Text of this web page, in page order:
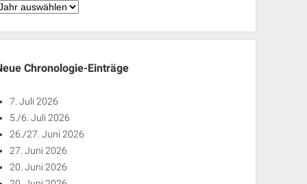
Chronologie-Einträge
7. Juli 2026
5./6. Juli 2026
26./27. Juni 2026
27. Juni 2026
20. Juni 2026